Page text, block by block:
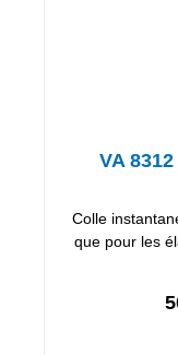
VA
Colle
que pour les